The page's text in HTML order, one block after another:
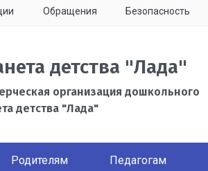
Обращения Безопасность
детства "Лада"
организация дошкольного
детства "Лада"
Родителям Педагогам